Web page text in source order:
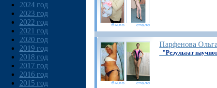
2024 год
2023 год
2022 год
2021 год
2020 год
2019 год
2018 год
2017 год
2016 год
2015 год
Парфенова
"Результат